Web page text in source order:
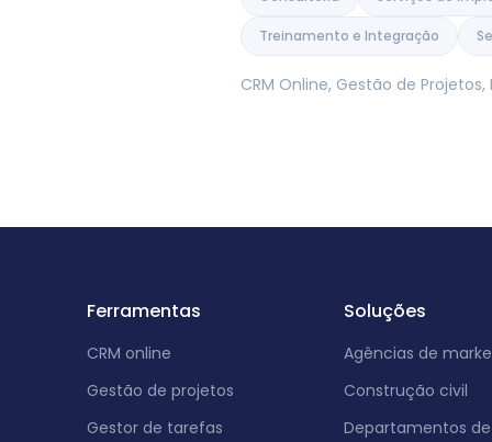
Treinamento e Integração
CRM Online, Gestão de
Ferramentas
CRM online
Gestão de projetos
Gestor de tarefas
Soluções
Agências de
Construção civil
Departamentos de